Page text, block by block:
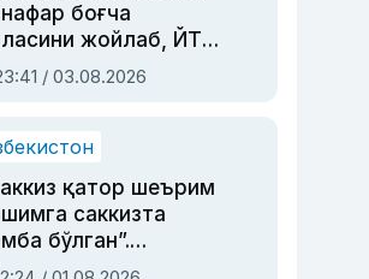
нафар боғча
жойлаб, ЙТҲ
этган аёлга суд
ўқилди
/ 03.08.2026
қатор шеърим
саккизта
бўлган”.
Ориповни